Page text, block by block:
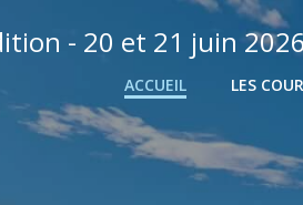
- 20 et 21 juin
ACCUEIL LES